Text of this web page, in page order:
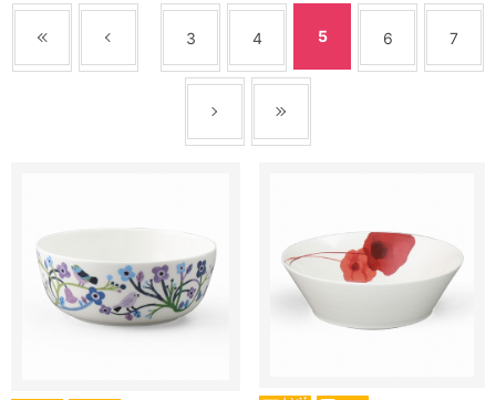
3 4 5 6 7